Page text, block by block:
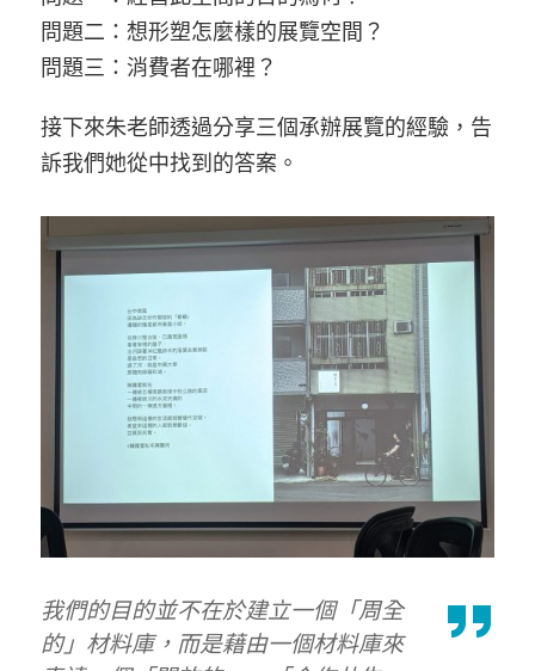
問題二：想形塑怎麼樣的展覽空間？
問題三：消費者在哪裡？
接下來朱老師透過分享三個承辦展覽的經驗，告
訴我們她從中找到的答案。
我們的目的並不在於建立一個「周全
的」材料庫，而是藉由一個材料庫來